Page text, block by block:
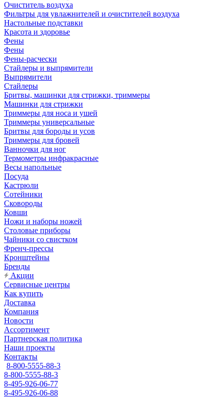
Очиститель воздуха
Фильтры для увлажнителей и очистителей воздуха
Настольные подставки
Красота и здоровье
Фены
Фены
Фены-расчески
Стайлеры и выпрямители
Выпрямители
Стайлеры
Бритвы, машинки для стрижки, триммеры
Машинки для стрижки
Триммеры для носа и ушей
Триммеры универсальные
Бритвы для бороды и усов
Триммеры для бровей
Ванночки для ног
Термометры инфракрасные
Весы напольные
Посуда
Кастрюли
Сотейники
Сковороды
Ковши
Ножи и наборы ножей
Столовые приборы
Чайники со свистком
Френч-прессы
Кронштейны
Бренды
Акции
Сервисные центры
Как купить
Доставка
Компания
Новости
Ассортимент
Партнерская политика
Наши проекты
Контакты
8-800-5555-88-3
8-800-5555-88-3
8-495-926-06-77
8-495-926-06-88